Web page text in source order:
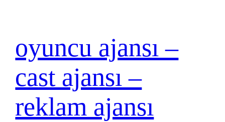
oyuncu ajansı –
cast ajansı –
reklam ajansı